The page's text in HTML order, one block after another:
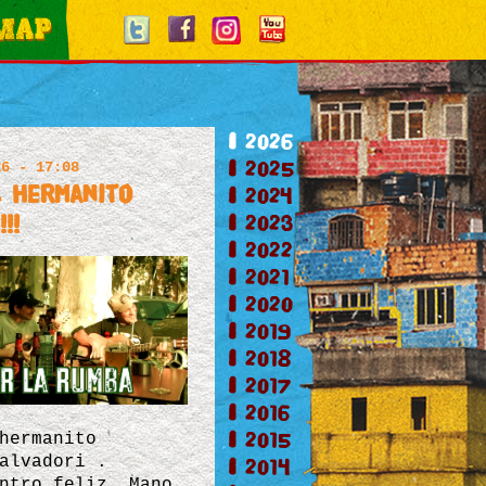
2026
2025
2024
2023
2022
2021
2020
2019
2018
2017
2016
2015
2014
- 17:08
hermanito
.